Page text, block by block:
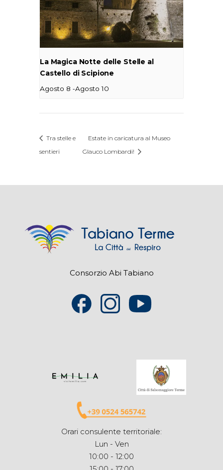
La Magica Notte delle Stelle al
Castello di Scipione
Agosto 8 -Agosto 10
Tra stelle e
sentieri
Estate in caricatura al Museo
Glauco Lombardi!
Consorzio Abi Tabiano
Orari consulente territoriale:
Lun - Ven
10:00 - 12:00